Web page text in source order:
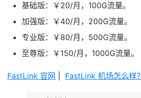
基础版：￥20/月，100G流量。
加强版：￥40/月，200G流量。
专业版：￥80/月，500G流量。
至尊版：￥150/月，1000G流量。
FastLink 官网 FastLink 机场怎么样？